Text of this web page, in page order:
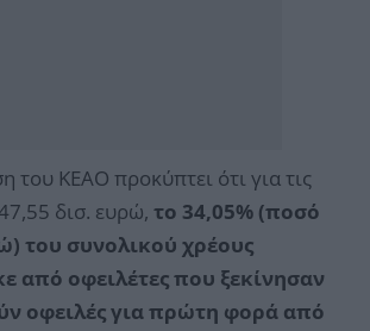
του ΚΕΑΟ προκύπτει ότι για τις
δισ. ευρώ, το 34,05% (ποσό
του συνολικού χρέους
από οφειλέτες που ξεκίνησαν
οφειλές για πρώτη φορά από